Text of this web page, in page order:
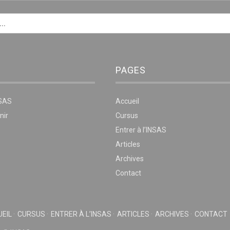
PAGES
Accueil
Cursus
Entrer à l’INSAS
Articles
Archives
Contact
CURSUS ENTRER À L’INSAS ARTICLES ARCHIVES CONTACT